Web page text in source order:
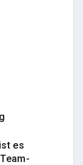
es